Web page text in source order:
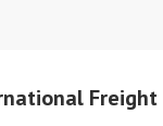
Dan Jepang
Freight